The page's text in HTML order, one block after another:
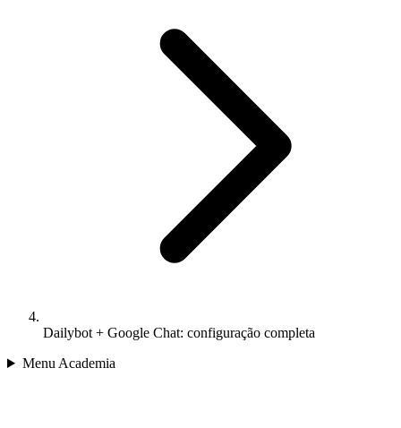
Dailybot + Google Chat: configuração completa
Menu Academia